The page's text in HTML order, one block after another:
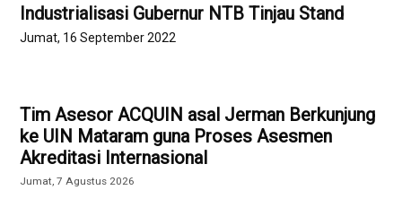
Industrialisasi Gubernur NTB Tinjau Stand
Jumat, 16 September 2022
Tim Asesor ACQUIN asal Jerman Berkunjung
ke UIN Mataram guna Proses Asesmen
Akreditasi Internasional
Jumat, 7 Agustus 2026